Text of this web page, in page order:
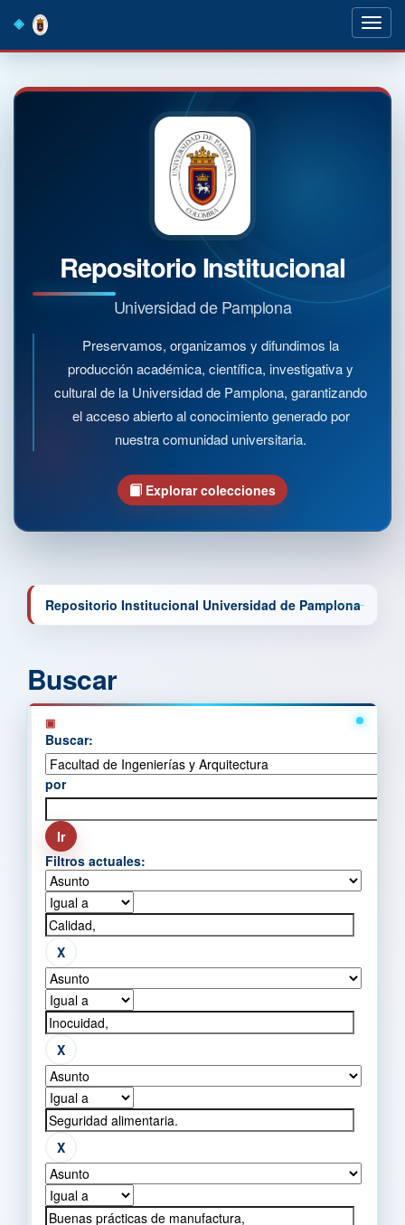
navigation
Repositorio Institucional
Universidad de Pamplona
Preservamos, organizamos y difundimos la
producción académica, científica, investigativa y
cultural de la Universidad de Pamplona, garantizando
el acceso abierto al conocimiento generado por
nuestra comunidad universitaria.
Explorar colecciones
Repositorio Institucional Universidad de Pamplona
Buscar
Buscar:
por
Filtros actuales: